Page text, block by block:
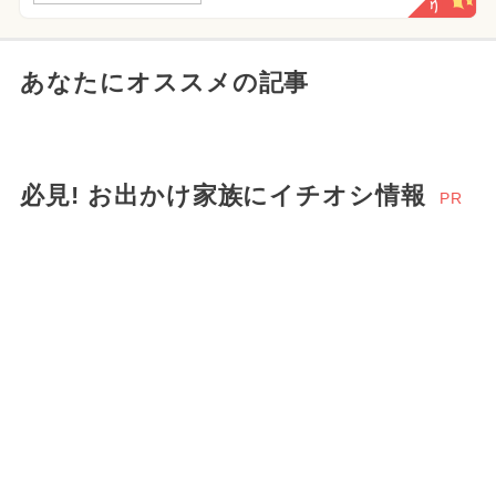
あなたにオススメの記事
必見! お出かけ家族にイチオシ情報 PR